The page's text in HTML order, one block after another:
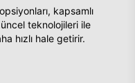
kapsamlı
teknolojileri ile
hızlı hale getirir.